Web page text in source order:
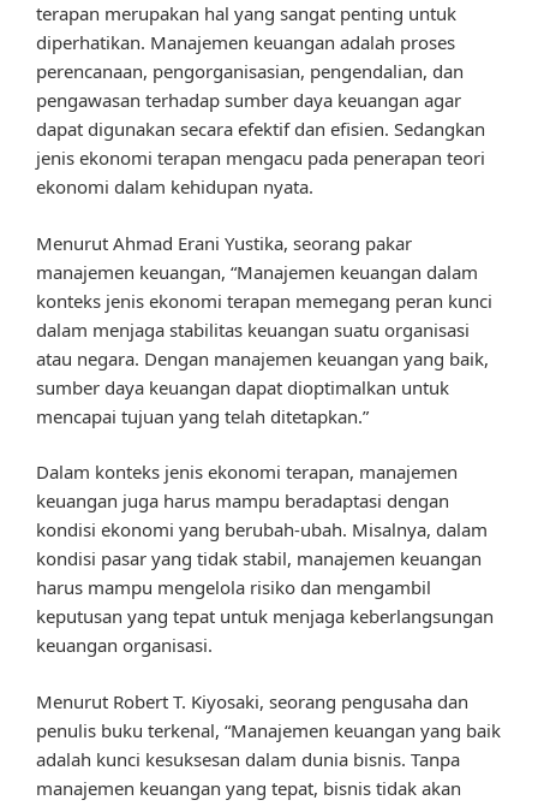
terapan merupakan hal yang sangat penting untuk
diperhatikan. Manajemen keuangan adalah proses
perencanaan, pengorganisasian, pengendalian, dan
pengawasan terhadap sumber daya keuangan agar
dapat digunakan secara efektif dan efisien. Sedangkan
jenis ekonomi terapan mengacu pada penerapan teori
ekonomi dalam kehidupan nyata.
Menurut Ahmad Erani Yustika, seorang pakar
manajemen keuangan, “Manajemen keuangan dalam
konteks jenis ekonomi terapan memegang peran kunci
dalam menjaga stabilitas keuangan suatu organisasi
atau negara. Dengan manajemen keuangan yang baik,
sumber daya keuangan dapat dioptimalkan untuk
mencapai tujuan yang telah ditetapkan.”
Dalam konteks jenis ekonomi terapan, manajemen
keuangan juga harus mampu beradaptasi dengan
kondisi ekonomi yang berubah-ubah. Misalnya, dalam
kondisi pasar yang tidak stabil, manajemen keuangan
harus mampu mengelola risiko dan mengambil
keputusan yang tepat untuk menjaga keberlangsungan
keuangan organisasi.
Menurut Robert T. Kiyosaki, seorang pengusaha dan
penulis buku terkenal, “Manajemen keuangan yang baik
adalah kunci kesuksesan dalam dunia bisnis. Tanpa
manajemen keuangan yang tepat, bisnis tidak akan